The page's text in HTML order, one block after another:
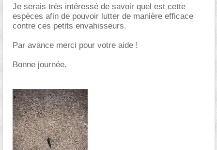
Je serais très intéressé de savoir quel est cette
espèces afin de pouvoir lutter de manière efficace
contre ces petits envahisseurs.
Par avance merci pour votre aide !
Bonne journée.